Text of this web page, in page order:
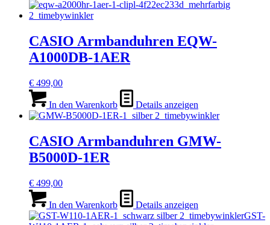
CASIO Armbanduhren EQW-
A1000DB-1AER
€ 499,00
In den Warenkorb Details anzeigen
CASIO Armbanduhren GMW-
B5000D-1ER
€ 499,00
In den Warenkorb Details anzeigen